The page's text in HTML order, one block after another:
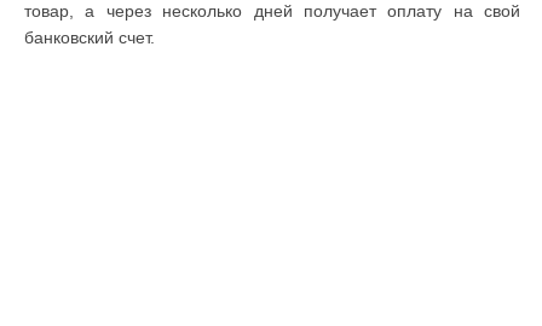
товар, а через несколько дней получает оплату на свой
банковский счет.